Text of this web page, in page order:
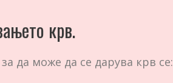
крв.
да може да се дарува крв се: